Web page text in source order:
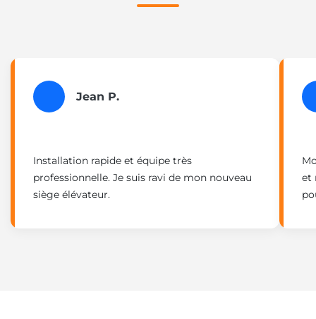
Jean P.
Installation rapide et équipe très
professionnelle. Je suis ravi de mon nouveau
siège élévateur.
et